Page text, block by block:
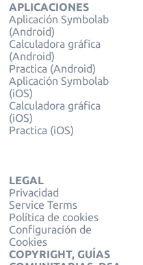
APLICACIONES
Aplicación Symbolab
(Android)
Calculadora gráfica
(Android)
Practica (Android)
Aplicación Symbolab
(iOS)
Calculadora gráfica
(iOS)
Practica (iOS)
LEGAL
Privacidad
Service Terms
Política de cookies
Configuración de
Cookies
COPYRIGHT, GUÍAS